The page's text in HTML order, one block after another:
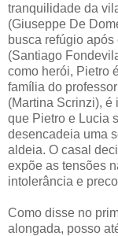
tranquilidade da
(Giuseppe De
busca refúgio
(Santiago
como herói, Pietro
família do
(Martina Scrinzi), é
que Pietro e Lucia
desencadeia uma
aldeia. O casal
expõe as tensões
intolerância e
Como disse no
alongada, posso